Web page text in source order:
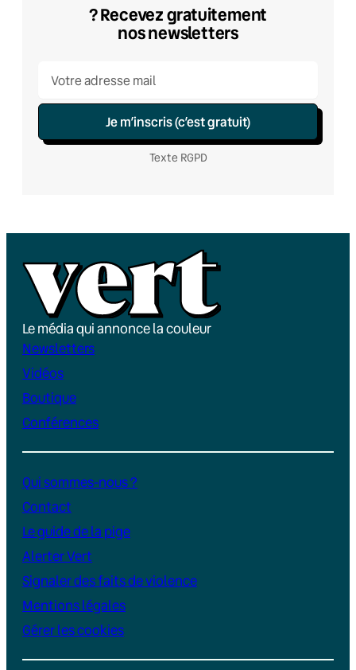
? Recevez gratuitement
nos newsletters
Je m’inscris (c’est gratuit)
Texte RGPD
Le média qui annonce la couleur
Newsletters
Vidéos
Boutique
Conférences
Qui sommes-nous ?
Contact
Le guide de la pige
Alerter Vert
Signaler des faits de violence
Mentions légales
Gérer les cookies